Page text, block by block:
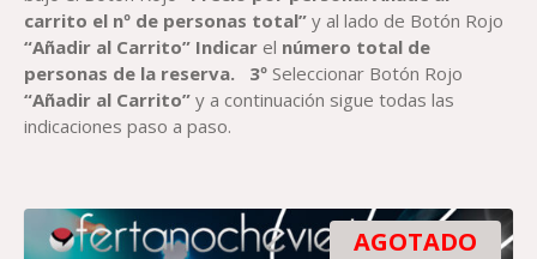
carrito el nº de personas total”y al lado de Botón Rojo
“Añadir al Carrito” Indicar el número total de
personas de la reserva.
3º Seleccionar Botón Rojo
“Añadir al Carrito” y a continuación sigue todas las
indicaciones paso a paso.
AGOTADO